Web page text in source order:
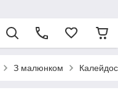
З малюнком